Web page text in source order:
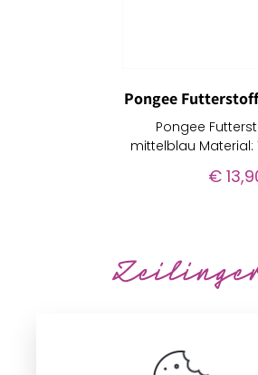
Pongee
Pongee
mittelblau Material:
€
Unseren Betrieb in
gibt es seit 1896.